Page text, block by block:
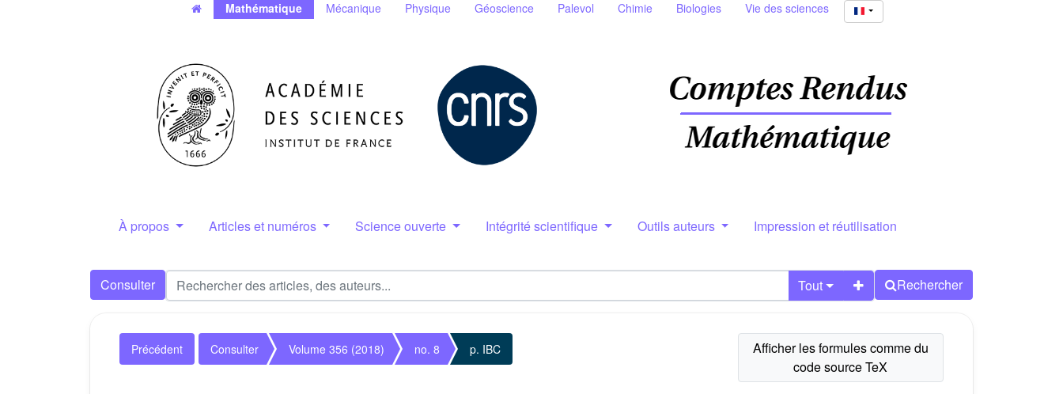
Mathématique Mécanique Physique Géoscience Palevol Chimie Biologies Vie des sciences
À propos Articles et numéros Science ouverte Intégrité scientifique Outils auteurs Impression et réutilisation
Consulter Tout Rechercher
Précédent Consulter Volume 356 (2018) no. 8 p. IBC